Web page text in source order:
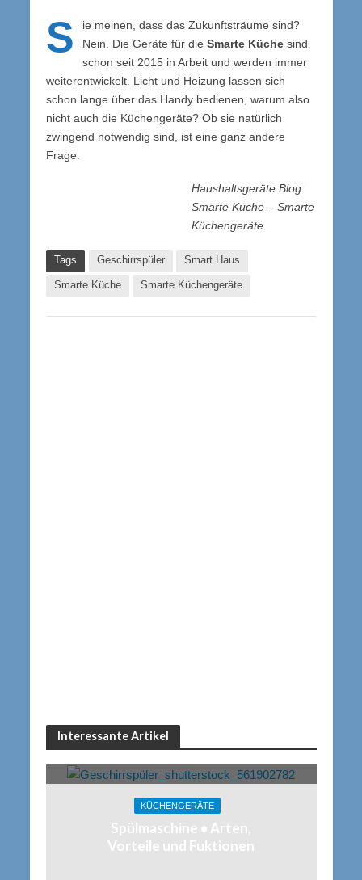
S
ie meinen, dass das Zukunftsträume sind?
Nein. Die Geräte für die Smarte Küchesind
schon seit 2015 in Arbeit und werden immer
weiterentwickelt. Licht und Heizung lassen sich
schon lange über das Handy bedienen, warum also
nicht auch die Küchengeräte? Ob sie natürlich
zwingend notwendig sind, ist eine ganz andere
Frage.
Haushaltsgeräte Blog:
Smarte Küche – Smarte
Küchengeräte
Tags Geschirrspüler Smart Haus
Smarte Küche Smarte Küchengeräte
Interessante Artikel
KÜCHENGERÄTE
Spülmaschine • Arten,
Vorteile und Fuktionen